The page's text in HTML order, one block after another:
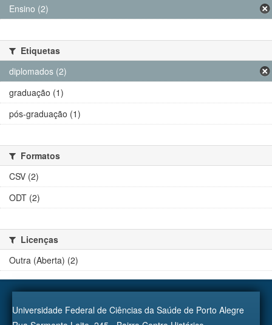
Ensino (2)
Etiquetas
diplomados (2)
graduação (1)
pós-graduação (1)
Formatos
CSV (2)
ODT (2)
Licenças
Outra (Aberta) (2)
Universidade Federal de Ciências da Saúde de Porto Alegre